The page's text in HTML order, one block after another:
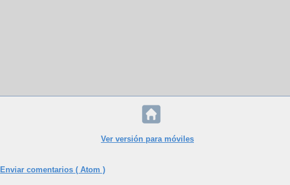
Ver versión para móviles
Enviar comentarios ( Atom )